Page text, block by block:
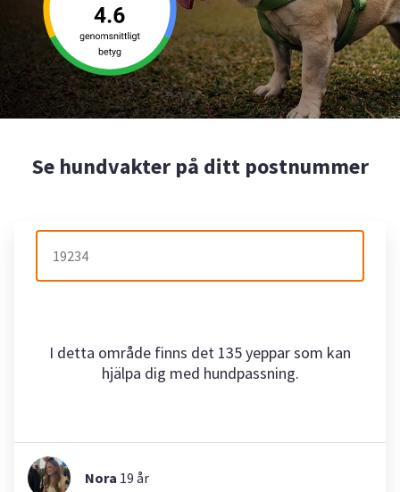
Se hundvakter på ditt postnummer
I detta område finns det 135 yeppar som kan
hjälpa dig med hundpassning.
Nora 19 år